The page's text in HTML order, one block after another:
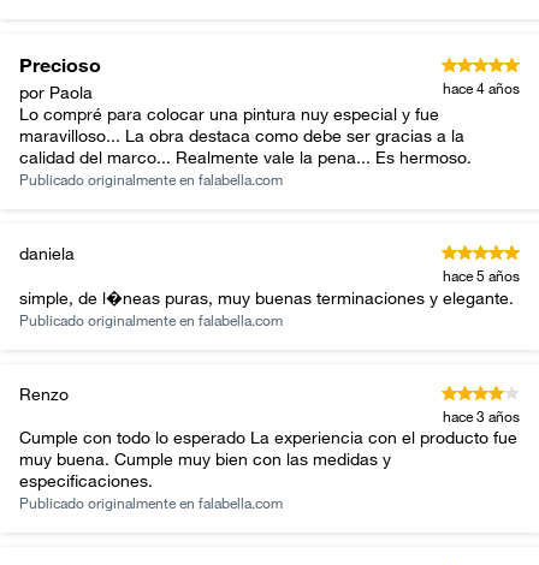
Precioso
por Paola hace 4 años
Lo compré para colocar una pintura nuy especial y fue
maravilloso... La obra destaca como debe ser gracias a la
calidad del marco... Realmente vale la pena... Es hermoso.
Publicado originalmente en falabella.com
daniela
hace 5 años
simple, de l�neas puras, muy buenas terminaciones y elegante.
Publicado originalmente en falabella.com
Renzo
hace 3 años
Cumple con todo lo esperado La experiencia con el producto fue
muy buena. Cumple muy bien con las medidas y
especificaciones.
Publicado originalmente en falabella.com